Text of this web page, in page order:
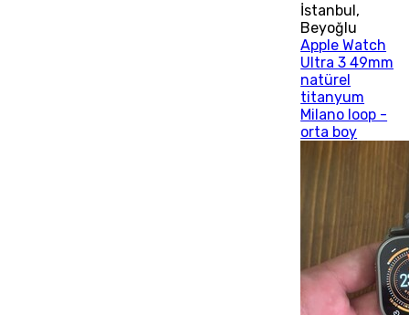
İstanbul,
Beyoğlu
Apple Watch
Ultra 3 49mm
natürel
titanyum
Milano loop -
orta boy